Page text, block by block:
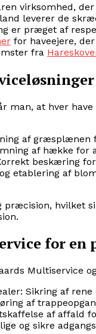
virksomhed,
leverer de
er præget af
for haveejere,
fra
man, at hver
af græsplænen
af hække for
beskæring
etablering af
hvilket
for
Multiservice
Sikring af
af
af affald
og sikre